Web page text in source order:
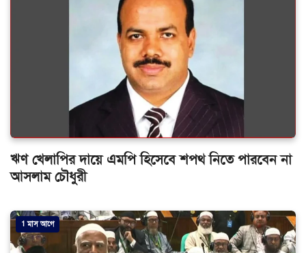
ঋণ খেলাপির দায়ে এমপি হিসেবে শপথ নিতে পারবেন না
আসলাম চৌধুরী
1 মাস আগে